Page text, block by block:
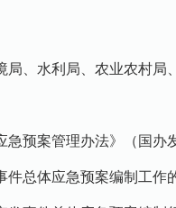
局、水利局、农业农村局
急预案管理办法》（国办
件总体应急预案编制工